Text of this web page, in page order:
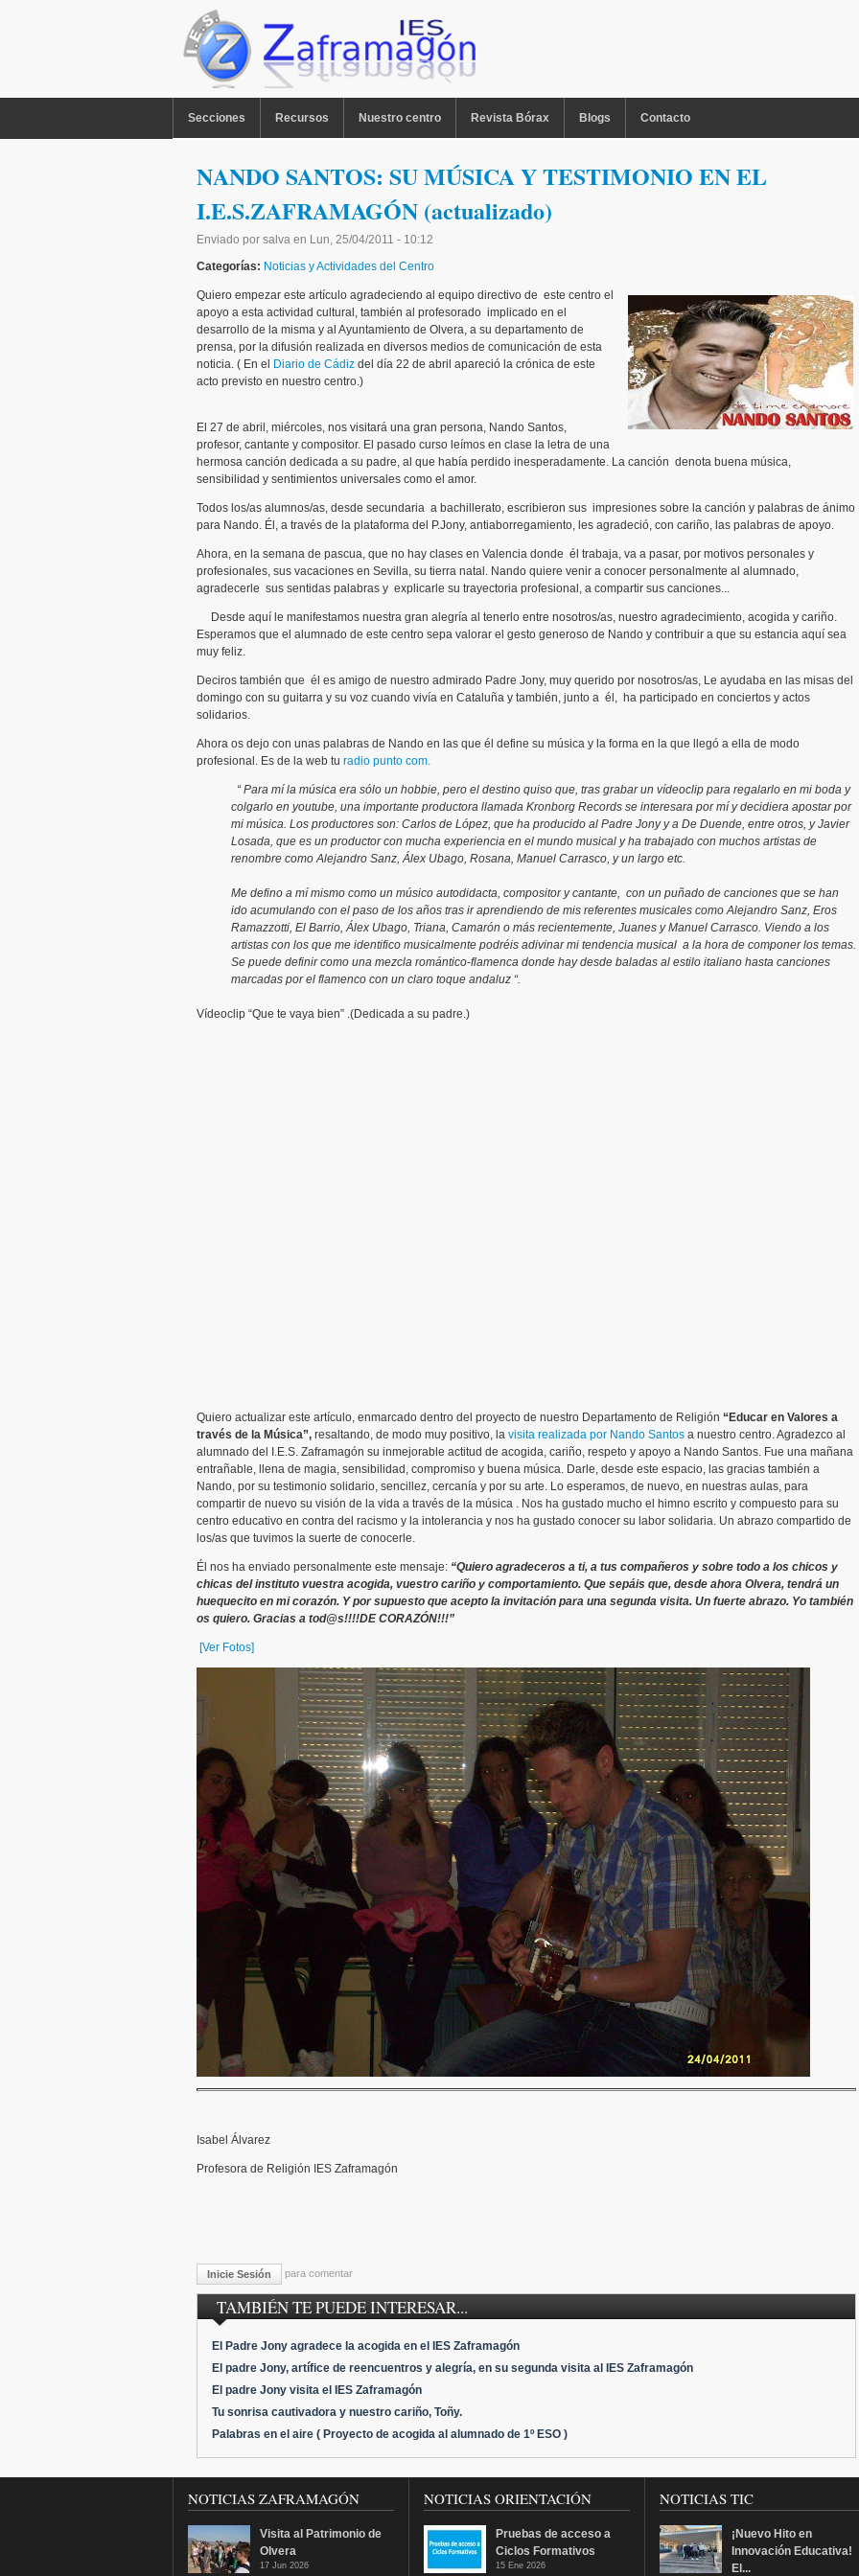
Secciones Recursos Nuestro centro Revista Bórax Blogs Contacto
NANDO SANTOS: SU MÚSICA Y TESTIMONIO EN EL
I.E.S.ZAFRAMAGÓN (actualizado)
Enviado por salva en Lun, 25/04/2011 - 10:12
Categorías: Noticias y Actividades del Centro
Quiero empezar este artículo agradeciendo al equipo directivo de este centro el
apoyo a esta actividad cultural, también al profesorado implicado en el
desarrollo de la misma y al Ayuntamiento de Olvera, a su departamento de
prensa, por la difusión realizada en diversos medios de comunicación de esta
noticia. ( En el
Diario de Cádiz del día 22 de abril apareció la crónica de este
acto previsto en nuestro centro.)
El 27 de abril, miércoles, nos visitará una gran persona, Nando Santos,
profesor, cantante y compositor. El pasado curso leímos en clase la letra de una
hermosa canción dedicada a su padre, al que había perdido inesperadamente. La canción denota buena música,
sensibilidad y sentimientos universales como el amor.
Todos los/as alumnos/as, desde secundaria a bachillerato, escribieron sus impresiones sobre la canción y palabras de ánimo
para Nando. Él, a través de la plataforma del P.Jony, antiaborregamiento, les agradeció, con cariño, las palabras de apoyo.
Ahora, en la semana de pascua, que no hay clases en Valencia donde él trabaja, va a pasar, por motivos personales y
profesionales, sus vacaciones en Sevilla, su tierra natal. Nando quiere venir a conocer personalmente al alumnado,
agradecerle sus sentidas palabras y explicarle su trayectoria profesional, a compartir sus canciones...
Desde aquí le manifestamos nuestra gran alegría al tenerlo entre nosotros/as, nuestro agradecimiento, acogida y cariño.
Esperamos que el alumnado de este centro sepa valorar el gesto generoso de Nando y contribuir a que su estancia aquí sea
muy feliz.
Deciros también que él es amigo de nuestro admirado Padre Jony, muy querido por nosotros/as, Le ayudaba en las misas del
domingo con su guitarra y su voz cuando vivía en Cataluña y también, junto a él, ha participado en conciertos y actos
solidarios.
Ahora os dejo con unas palabras de Nando en las que él define su música y la forma en la que llegó a ella de modo
profesional. Es de la web tu radio punto com.
“ Para mí la música era sólo un hobbie, pero el destino quiso que, tras grabar un vídeoclip para regalarlo en mi boda y
colgarlo en youtube, una importante productora llamada Kronborg Records se interesara por mí y decidiera apostar por
mi música. Los productores son: Carlos de López, que ha producido al Padre Jony y a De Duende, entre otros, y Javier
Losada, que es un productor con mucha experiencia en el mundo musical y ha trabajado con muchos artistas de
renombre como Alejandro Sanz, Álex Ubago, Rosana, Manuel Carrasco, y un largo etc.
Me defino a mí mismo como un músico autodidacta, compositor y cantante, con un puñado de canciones que se han
ido acumulando con el paso de los años tras ir aprendiendo de mis referentes musicales como Alejandro Sanz, Eros
Ramazzotti, El Barrio, Álex Ubago, Triana, Camarón o más recientemente, Juanes y Manuel Carrasco. Viendo a los
artistas con los que me identifico musicalmente podréis adivinar mi tendencia musical a la hora de componer los temas.
Se puede definir como una mezcla romántico-flamenca donde hay desde baladas al estilo italiano hasta canciones
marcadas por el flamenco con un claro toque andaluz “.
Vídeoclip “Que te vaya bien” .(Dedicada a su padre.)
Quiero actualizar este artículo, enmarcado dentro del proyecto de nuestro Departamento de Religión “Educar en Valores a
través de la Música”, resaltando, de modo muy positivo, la visita realizada por Nando Santos a nuestro centro. Agradezco al
alumnado del I.E.S. Zaframagón su inmejorable actitud de acogida, cariño, respeto y apoyo a Nando Santos. Fue una mañana
entrañable, llena de magia, sensibilidad, compromiso y buena música. Darle, desde este espacio, las gracias también a
Nando, por su testimonio solidario, sencillez, cercanía y por su arte. Lo esperamos, de nuevo, en nuestras aulas, para
compartir de nuevo su visión de la vida a través de la música . Nos ha gustado mucho el himno escrito y compuesto para su
centro educativo en contra del racismo y la intolerancia y nos ha gustado conocer su labor solidaria. Un abrazo compartido de
los/as que tuvimos la suerte de conocerle.
Él nos ha enviado personalmente este mensaje: “Quiero agradeceros a ti, a tus compañeros y sobre todo a los chicos y
chicas del instituto vuestra acogida, vuestro cariño y comportamiento. Que sepáis que, desde ahora Olvera, tendrá un
huequecito en mi corazón. Y por supuesto que acepto la invitación para una segunda visita. Un fuerte abrazo. Yo también
os quiero. Gracias a tod@s!!!!DE CORAZÓN!!!”
[Ver Fotos]
Isabel Álvarez
Profesora de Religión IES Zaframagón
Inicie Sesión para comentar
TAMBIÉN TE PUEDE INTERESAR...
El Padre Jony agradece la acogida en el IES Zaframagón
El padre Jony, artífice de reencuentros y alegría, en su segunda visita al IES Zaframagón
El padre Jony visita el IES Zaframagón
Tu sonrisa cautivadora y nuestro cariño, Toñy.
Palabras en el aire ( Proyecto de acogida al alumnado de 1º ESO )
NOTICIAS ZAFRAMAGÓN
Visita al Patrimonio de
Olvera
17 Jun 2026
NOTICIAS ORIENTACIÓN
Pruebas de acceso a
Ciclos Formativos
15 Ene 2026
NOTICIAS TIC
¡Nuevo Hito en
Innovación Educativa!
El...